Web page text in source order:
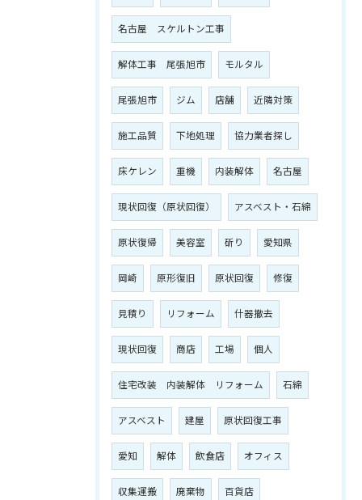
名古屋 スケルトン工事
解体工事 尾張旭市 モルタル
尾張旭市 ジム 店舗 近隣対策
施工品質 下地処理 協力業者探し
床ケレン 重機 内装解体 名古屋
現状回復（原状回復） アスベスト・石綿
原状復帰 美容室 斫り 愛知県
岡崎 原形復旧 原状回復 修復
見積り リフォーム 什器撤去
現状回復 商店 工場 個人
住宅改装 内装解体 リフォーム 石綿
アスベスト 建屋 原状回復工事
愛知 解体 飲食店 オフィス
収集運搬 廃棄物 百貨店